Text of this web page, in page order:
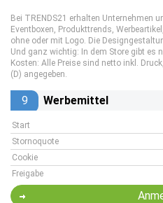
Bei TRENDS21 erhalten Unternehmen
Eventboxen, Produkttrends,
ohne oder mit Logo. Die
Und ganz wichtig: In dem Store gibt es
Kosten: Alle Preise sind netto inkl.
(D) angegeben.
9 Werbemittel
Start
Stornoquote
Cookie
Freigabe